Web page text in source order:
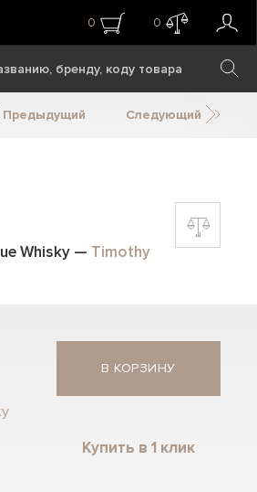
0 0
Предыдущий Следующий
Whisky — Timothy
В КОРЗИНУ
Купить в 1 клик